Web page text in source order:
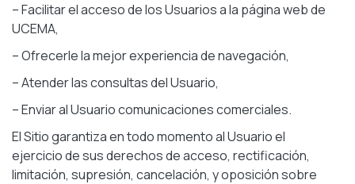
–Facilitar el acceso de los Usuarios a la página web de
UCEMA,
– Ofrecerle la mejor experiencia de navegación,
–Atender las consultas del Usuario,
–Enviar al Usuario comunicaciones comerciales.
El Sitio garantiza en todo momento al Usuario el
ejercicio de sus derechos de acceso, rectificación,
limitación, supresión, cancelación, y oposición sobre